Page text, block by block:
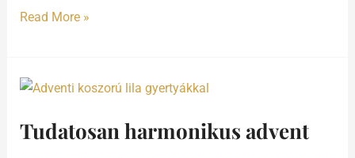
Read More »
Tudatosan harmonikus advent
Tudatosan
advent